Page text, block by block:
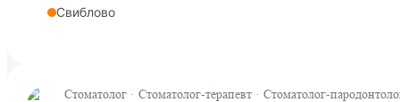
Свиблово
Стоматолог · Стоматолог-терапевт · Стоматолог-